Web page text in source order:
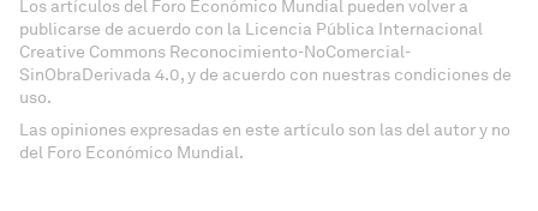
Los artículos del Foro Económico Mundial pueden volver a
publicarse de acuerdo con la Licencia Pública Internacional
Creative Commons Reconocimiento-NoComercial-
SinObraDerivada 4.0, y de acuerdo con nuestras condiciones de
uso.
Las opiniones expresadas en este artículo son las del autor y no
del Foro Económico Mundial.